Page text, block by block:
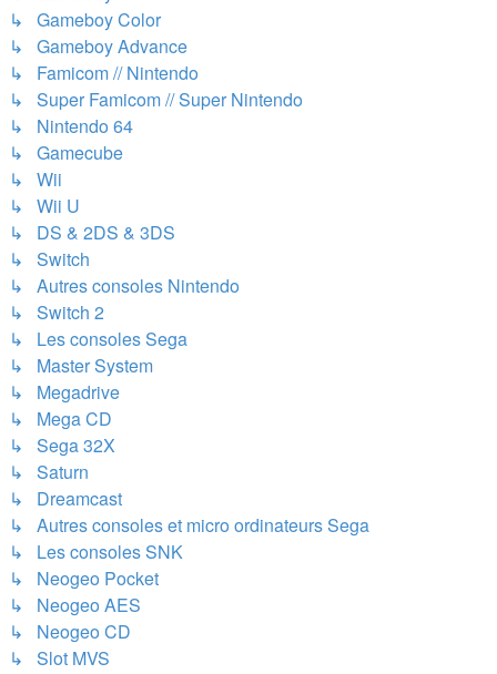
↳ Gameboy Color
↳ Gameboy Advance
↳ Famicom // Nintendo
↳ Super Famicom // Super Nintendo
↳ Nintendo 64
↳ Gamecube
↳ Wii
↳ Wii U
↳ DS & 2DS & 3DS
↳ Switch
↳ Autres consoles Nintendo
↳ Switch 2
↳ Les consoles Sega
↳ Master System
↳ Megadrive
↳ Mega CD
↳ Sega 32X
↳ Saturn
↳ Dreamcast
↳ Autres consoles et micro ordinateurs Sega
↳ Les consoles SNK
↳ Neogeo Pocket
↳ Neogeo AES
↳ Neogeo CD
↳ Slot MVS